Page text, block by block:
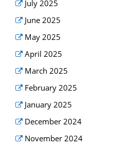
July 2025
June 2025
May 2025
April 2025
March 2025
February 2025
January 2025
December 2024
November 2024